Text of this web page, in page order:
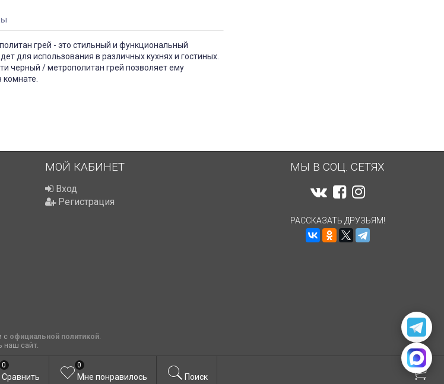
грей - это стильный и функциональный
для использования в различных кухнях и гостиных.
черный / метрополитан грей позволяет ему
комнате.
МОЙ КАБИНЕТ
Вход
Регистрация
МЫ В СОЦ. СЕТЯХ
РАССКАЗАТЬ ДРУЗЬЯМ!
с официальной политикой.
наш сайт.
Сравнить
0
Мне понравилось
0
Поиск